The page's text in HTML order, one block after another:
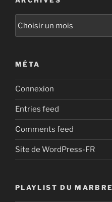
MÉTA
Connexion
Entries feed
Comments feed
Site de WordPress-FR
PLAYLIST DU MARBRE